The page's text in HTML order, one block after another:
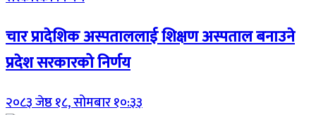
चार प्रादेशिक अस्पताललाई शिक्षण अस्पताल बनाउने
प्रदेश सरकारको निर्णय
२०८३ जेष्ठ १८, सोमबार १०:३३